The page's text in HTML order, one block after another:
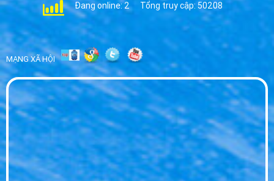
Đang online: 2 Tổng truy cập: 50208
MẠNG XÃ HỘI